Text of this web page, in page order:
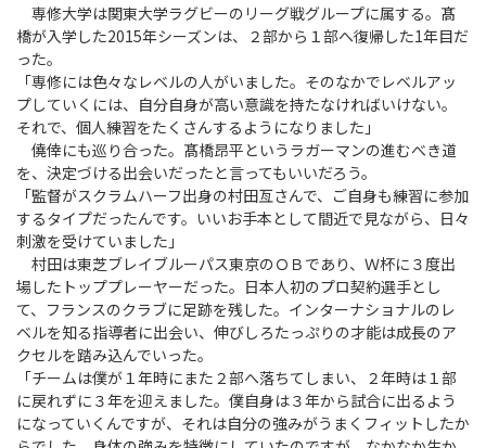
専修大学は関東大学ラグビーのリーグ戦グループに属する。髙
橋が入学した2015年シーズンは、２部から１部へ復帰した1年目だ
った。
「専修には色々なレベルの人がいました。そのなかでレベルアッ
プしていくには、自分自身が高い意識を持たなければいけない。
それで、個人練習をたくさんするようになりました」
僥倖にも巡り合った。髙橋昂平というラガーマンの進むべき道
を、決定づける出会いだったと言ってもいいだろう。
「監督がスクラムハーフ出身の村田亙さんで、ご自身も練習に参加
するタイプだったんです。いいお手本として間近で見ながら、日々
刺激を受けていました」
村田は東芝ブレイブルーパス東京のＯＢであり、Ｗ杯に３度出
場したトッププレーヤーだった。日本人初のプロ契約選手とし
て、フランスのクラブに足跡を残した。インターナショナルのレ
ベルを知る指導者に出会い、伸びしろたっぷりの才能は成長のア
クセルを踏み込んでいった。
「チームは僕が１年時にまた２部へ落ちてしまい、２年時は１部
に戻れずに３年を迎えました。僕自身は３年から試合に出るよう
になっていくんですが、それは自分の強みがうまくフィットしたか